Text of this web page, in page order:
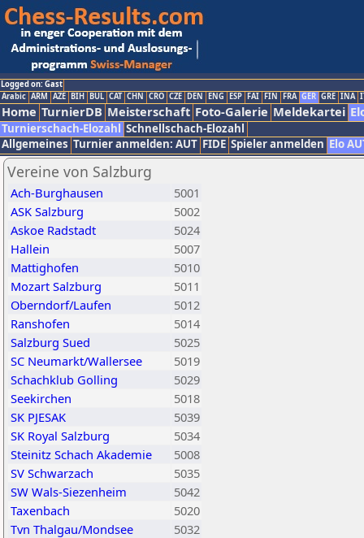
Logged on: Gast
Arabic ARM AZE BIH BUL CAT CHN CRO CZE DEN ENG ESP FAI FIN FRA GER GRE INA
Home TurnierDB Meisterschaft Foto-Galerie Meldekartei
Turnierschach-Elozahl Schnellschach-Elozahl
Allgemeines Turnier anmelden: AUT FIDE Spieler anmelden Elo
Vereine von Salzburg
Ach-Burghausen
5001
ASK Salzburg
5002
Askoe Radstadt
5024
Hallein
5007
Mattighofen
5010
Mozart Salzburg
5011
Oberndorf/Laufen
5012
Ranshofen
5014
Salzburg Sued
5025
SC Neumarkt/Wallersee
5019
Schachklub Golling
5029
Seekirchen
5018
SK PJESAK
5039
SK Royal Salzburg
5034
Steinitz Schach Akademie
5008
SV Schwarzach
5035
SW Wals-Siezenheim
5042
Taxenbach
5020
Tvn Thalgau/Mondsee
5032